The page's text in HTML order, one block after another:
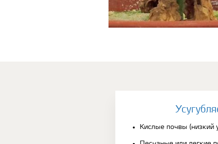
Кислые почвы (низкий